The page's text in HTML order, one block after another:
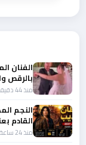
الفنان
بالرقص
منذ 44 دقيقة
النجم
القادم
منذ 24 ساعة